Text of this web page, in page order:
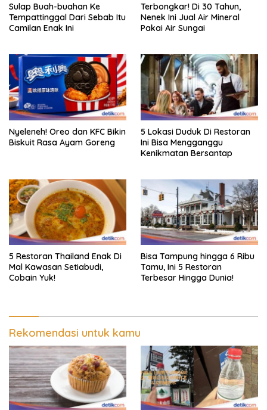
Sulap Buah-buahan Ke
Tempattinggal Dari Sebab Itu
Camilan Enak Ini
Terbongkar! Di 30 Tahun,
Nenek Ini Jual Air Mineral
Pakai Air Sungai
Nyeleneh! Oreo dan KFC Bikin
Biskuit Rasa Ayam Goreng
5 Lokasi Duduk Di Restoran
Ini Bisa Mengganggu
Kenikmatan Bersantap
5 Restoran Thailand Enak Di
Mal Kawasan Setiabudi,
Cobain Yuk!
Bisa Tampung hingga 6 Ribu
Tamu, Ini 5 Restoran
Terbesar Hingga Dunia!
Rekomendasi untuk kamu